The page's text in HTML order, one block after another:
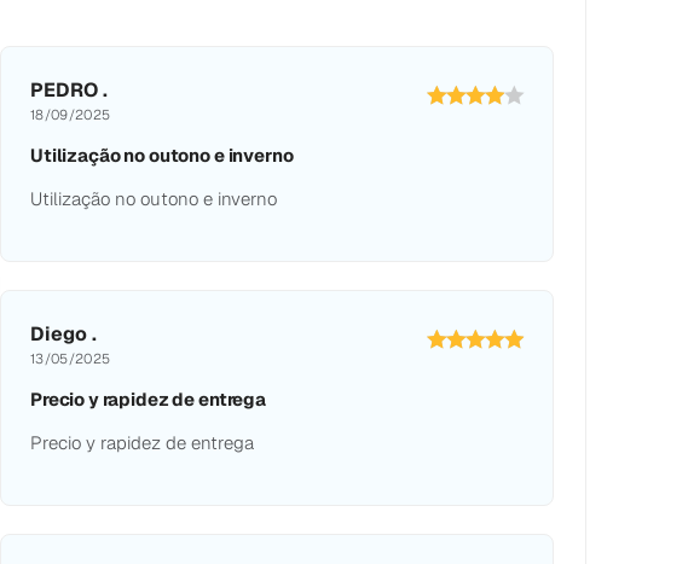
PEDRO .
18/09/2025
Utilização no outono e inverno
Utilização no outono e inverno
Diego .
13/05/2025
Precio y rapidez de entrega
Precio y rapidez de entrega